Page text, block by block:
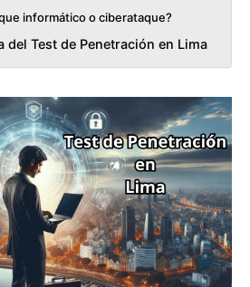
informático o ciberataque?
del Test de Penetración en Lima